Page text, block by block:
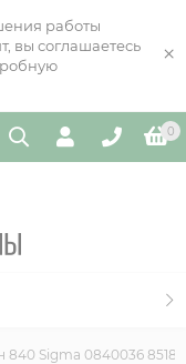
работы
вы соглашаетесь
×
0
840 Sigma 0840036